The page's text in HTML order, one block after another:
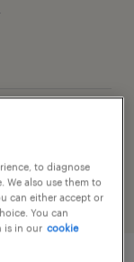
to diagnose
We also use them to
can either accept or
You can
is in our cookie